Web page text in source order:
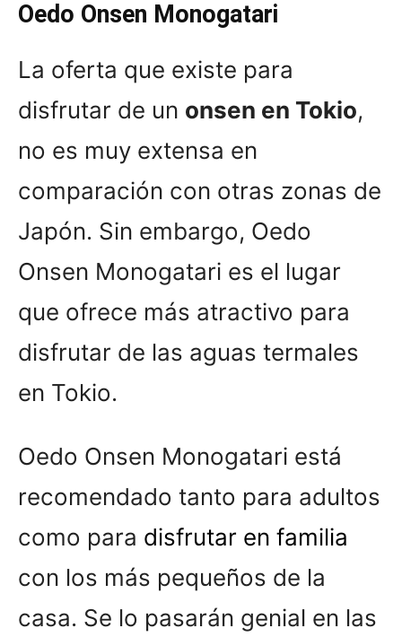
Oedo Onsen Monogatari
La oferta que existe para
disfrutar de un onsen en Tokio,
no es muy extensa en
comparación con otras zonas de
Japón. Sin embargo, Oedo
Onsen Monogatari es el lugar
que ofrece más atractivo para
disfrutar de las aguas termales
en Tokio.
Oedo Onsen Monogatari está
recomendado tanto para adultos
como para disfrutar en familia
con los más pequeños de la
casa. Se lo pasarán genial en las